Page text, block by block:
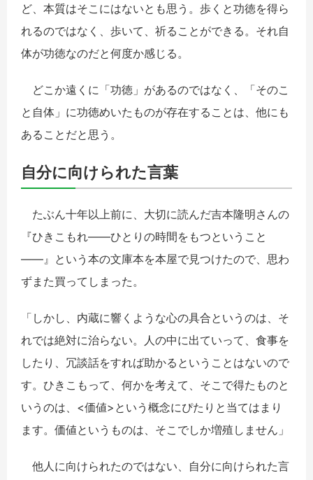
ど、本質はそこにはないとも思う。歩くと功徳を得ら
れるのではなく、歩いて、祈ることができる。それ自
体が功徳なのだと何度か感じる。
どこか遠くに「功徳」があるのではなく、「そのこ
と自体」に功徳めいたものが存在することは、他にも
あることだと思う。
自分に向けられた言葉
たぶん十年以上前に、大切に読んだ吉本隆明さんの
『ひきこもれ――ひとりの時間をもつということ
――』という本の文庫本を本屋で見つけたので、思わ
ずまた買ってしまった。
「しかし、内蔵に響くような心の具合というのは、そ
れでは絶対に治らない。人の中に出ていって、食事を
したり、冗談話をすれば助かるということはないので
す。ひきこもって、何かを考えて、そこで得たものと
いうのは、<価値>という概念にぴたりと当てはまり
ます。価値というものは、そこでしか増殖しません」
他人に向けられたのではない、自分に向けられた言